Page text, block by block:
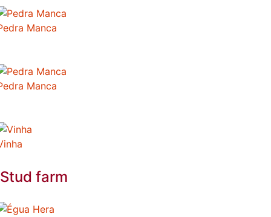
Manca
Manca
Stud farm